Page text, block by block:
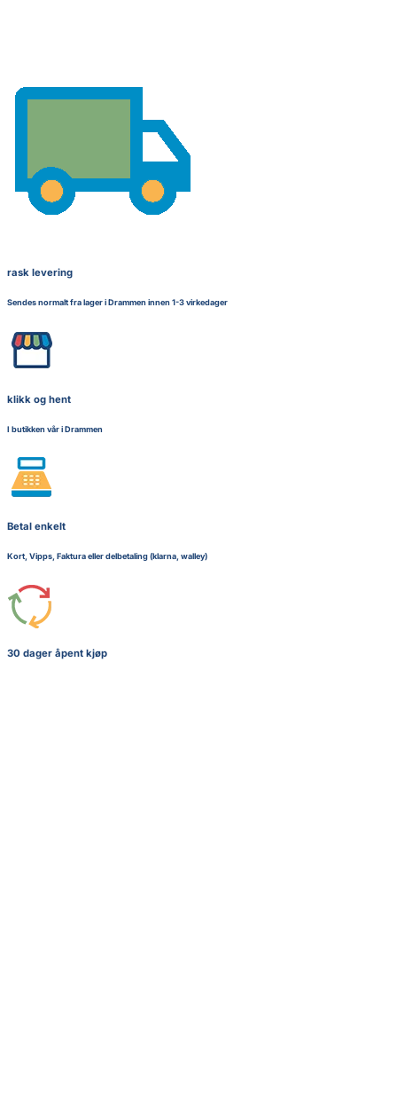
rask levering
Sendes normalt fra lager i Drammen innen 1-3 virkedager
klikk og hent
I butikken vår i Drammen
Betal enkelt
Kort, Vipps, Faktura eller delbetaling (klarna, walley)
30 dager åpent kjøp